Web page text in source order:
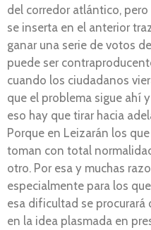
del corredor atlántico,
se inserta en el anterior
ganar una serie de votos
puede ser
cuando los ciudadanos
que el problema sigue ahí
eso hay que tirar hacia
Porque en Leizarán los
toman con total
otro. Por esa y muchas
especialmente para los
esa dificultad se procurará
en la idea plasmada en